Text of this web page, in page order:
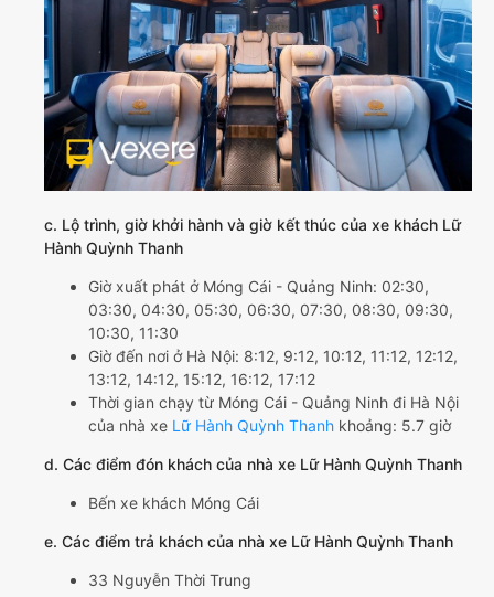
c. Lộ trình, giờ khởi hành và giờ kết thúc của xe khách Lữ
Hành Quỳnh Thanh
Giờ xuất phát ở Móng Cái - Quảng Ninh: 02:30,
03:30, 04:30, 05:30, 06:30, 07:30, 08:30, 09:30,
10:30, 11:30
Giờ đến nơi ở Hà Nội: 8:12, 9:12, 10:12, 11:12, 12:12,
13:12, 14:12, 15:12, 16:12, 17:12
Thời gian chạy từ Móng Cái - Quảng Ninh đi Hà Nội
của nhà xe Lữ Hành Quỳnh Thanh khoảng: 5.7 giờ
d. Các điểm đón khách của nhà xe Lữ Hành Quỳnh Thanh
Bến xe khách Móng Cái
e. Các điểm trả khách của nhà xe Lữ Hành Quỳnh Thanh
33 Nguyễn Thời Trung